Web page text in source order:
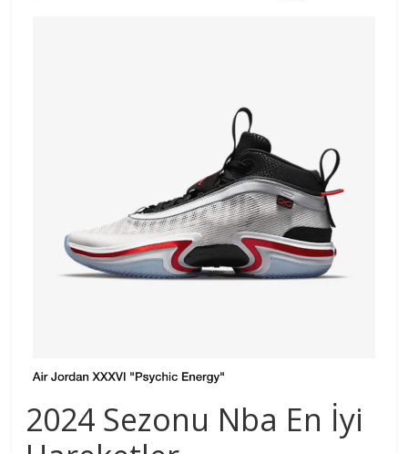
2024 Sezonu Nba En İyi